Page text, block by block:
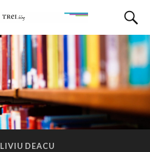
LIVIU DEACU